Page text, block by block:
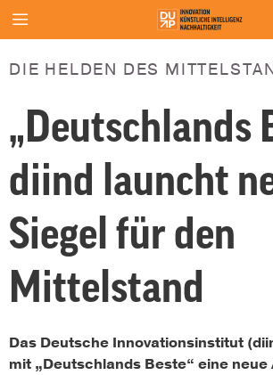
DIE HELDEN DES
„Deutschlands
diind launcht
Siegel für den
Mittelstand
Das Deutsche Innovationsinstitut
mit „Deutschlands Beste“ eine